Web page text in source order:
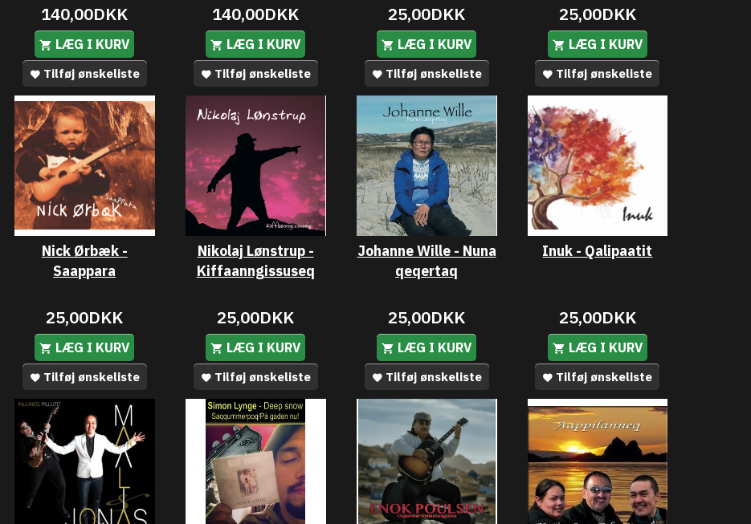
140,00DKK
LÆG I KURV
Tilføj ønskeliste
140,00DKK
LÆG I KURV
Tilføj ønskeliste
25,00DKK
LÆG I KURV
Tilføj ønskeliste
25,00DKK
LÆG I KURV
Tilføj ønskeliste
Nick Ørbæk -
Saappara
25,00DKK
LÆG I KURV
Tilføj ønskeliste
Nikolaj Lønstrup -
Kiffaanngissuseq
25,00DKK
LÆG I KURV
Tilføj ønskeliste
Johanne Wille - Nuna
qeqertaq
25,00DKK
LÆG I KURV
Tilføj ønskeliste
Inuk - Qalipaatit
25,00DKK
LÆG I KURV
Tilføj ønskeliste